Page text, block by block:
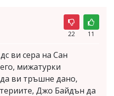
22 11
ви сера на Сан
мижатурки
ви тръшне дано,
Джо Байдън да